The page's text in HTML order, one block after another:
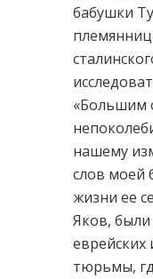
бабушки
«Большим
нашему
слов моей
жизни ее
Яков, были
еврейских
тюрьмы,